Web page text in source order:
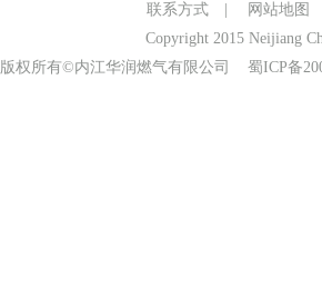
联系方式 网站地图
Copyright 2015 Neijiang
版权所有©内江华润燃气有限公司蜀ICP备